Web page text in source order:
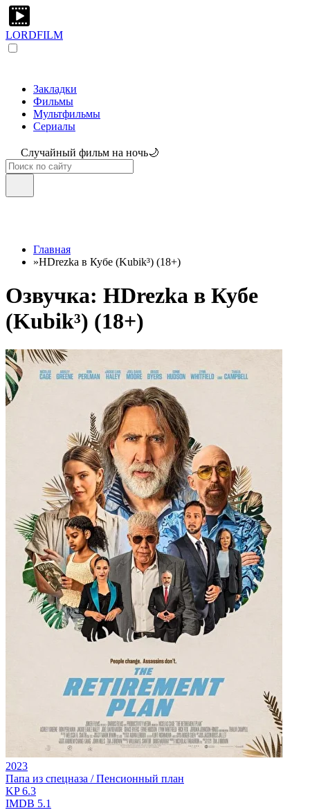
LORDFILM
Закладки
Фильмы
Мультфильмы
Сериалы
Случайный фильм на ночь🌙
Главная
»HDrezka в Кубе (Kubik³) (18+)
Озвучка: HDrezka в Кубе
(Kubik³) (18+)
2023
Папа из спецназа / Пенсионный план
KP6.3
IMDB 5.1